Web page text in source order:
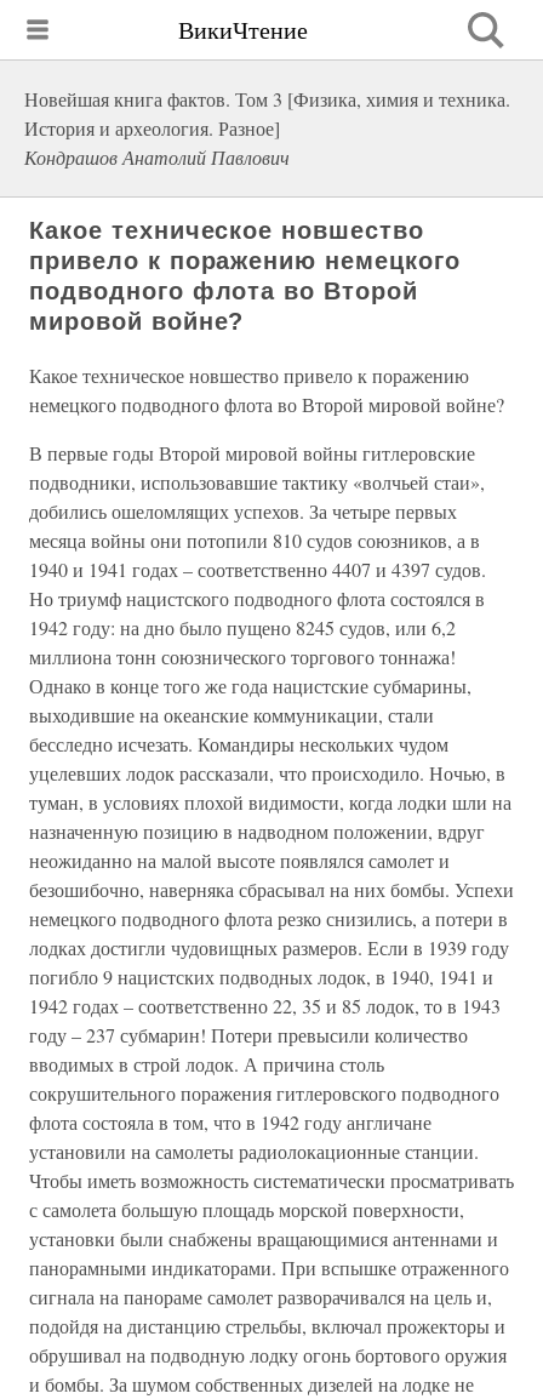
ВикиЧтение
Новейшая книга фактов. Том 3 [Физика, химия и техника.
История и археология. Разное]
Кондрашов Анатолий Павлович
Какое техническое новшество
привело к поражению немецкого
подводного флота во Второй
мировой войне?
Какое техническое новшество привело к поражению
немецкого подводного флота во Второй мировой войне?
В первые годы Второй мировой войны гитлеровские
подводники, использовавшие тактику «волчьей стаи»,
добились ошеломлящих успехов. За четыре первых
месяца войны они потопили 810 судов союзников, а в
1940 и 1941 годах – соответственно 4407 и 4397 судов.
Но триумф нацистского подводного флота состоялся в
1942 году: на дно было пущено 8245 судов, или 6,2
миллиона тонн союзнического торгового тоннажа!
Однако в конце того же года нацистские субмарины,
выходившие на океанские коммуникации, стали
бесследно исчезать. Командиры нескольких чудом
уцелевших лодок рассказали, что происходило. Ночью, в
туман, в условиях плохой видимости, когда лодки шли на
назначенную позицию в надводном положении, вдруг
неожиданно на малой высоте появлялся самолет и
безошибочно, наверняка сбрасывал на них бомбы. Успехи
немецкого подводного флота резко снизились, а потери в
лодках достигли чудовищных размеров. Если в 1939 году
погибло 9 нацистских подводных лодок, в 1940, 1941 и
1942 годах – соответственно 22, 35 и 85 лодок, то в 1943
году – 237 субмарин! Потери превысили количество
вводимых в строй лодок. А причина столь
сокрушительного поражения гитлеровского подводного
флота состояла в том, что в 1942 году англичане
установили на самолеты радиолокационные станции.
Чтобы иметь возможность систематически просматривать
с самолета большую площадь морской поверхности,
установки были снабжены вращающимися антеннами и
панорамными индикаторами. При вспышке отраженного
сигнала на панораме самолет разворачивался на цель и,
подойдя на дистанцию стрельбы, включал прожекторы и
обрушивал на подводную лодку огонь бортового оружия
и бомбы. За шумом собственных дизелей на лодке не